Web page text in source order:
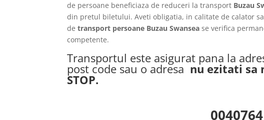
de persoane beneficiaza de reduceri la transport Buzau
din pretul biletului. Aveti obligatia, in calitate de calator
detransport persoane Buzau Swansease verifica
competente.
Transportul este asigurat pana la
post code sau o adresa nu ezitati sa
STOP.
0040764 417 566